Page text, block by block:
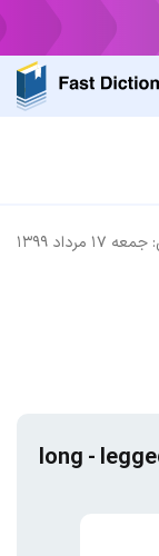
جمعه ۱۷ مرداد ۱۳۹۹
long -